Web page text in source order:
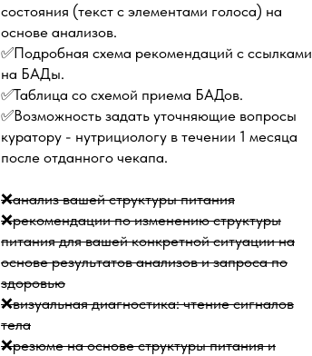
состояния (текст с элементами голоса) на
основе анализов.
✅Подробная схема рекомендаций с ссылками
на БАДы.
✅Таблица со схемой приема БАДов.
✅Возможность задать уточняющие вопросы
куратору - нутрициологу в течении 1 месяца
после отданного чекапа.
❌анализ вашей структуры питания
❌рекомендации по изменению структуры
питания для вашей конкретной ситуации на
основе результатов анализов и запроса по
здоровью
❌визуальная диагностика: чтение сигналов
тела
❌резюме на основе структуры питания и